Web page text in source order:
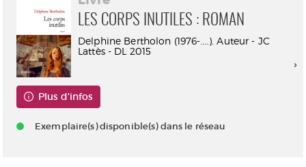
LES CORPS INUTILES : ROMAN
Delphine Bertholon (1976-....). Auteur - JC
Lattès - DL 2015
Plus d'infos
Exemplaire(s) disponible(s) dans le réseau